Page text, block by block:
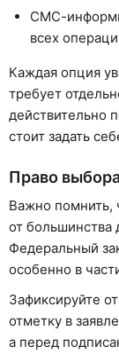
СМС-
всех
Каждая опция
требует
действительно
стоит задать
Право
Важно помнить,
от большинства
Федеральный
особенно в
Зафиксируйте
отметку в
а перед